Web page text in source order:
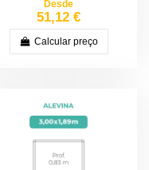
Desde
51,12 €
Calcular preço